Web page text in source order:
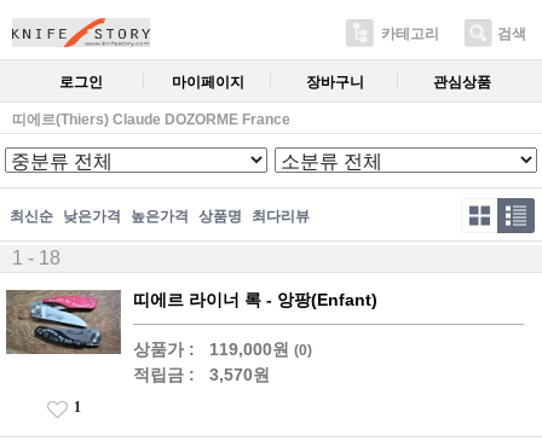
카테고리 검색
로그인 마이페이지 장바구니 관심상품
띠에르(Thiers) Claude DOZORME France
최신순 낮은가격 높은가격 상품명 최다리뷰
1 - 18
띠에르 라이너 록 - 앙팡(Enfant)
상품가 : 119,000원 (0)
적립금 : 3,570원
1